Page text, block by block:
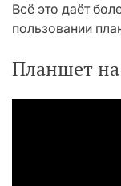
Всё это даёт
пользовании
Планшет